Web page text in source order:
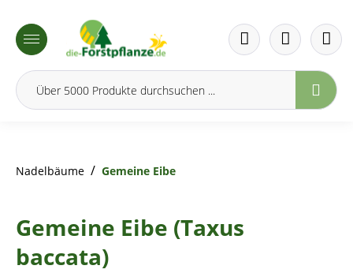
springen
Nadelbäume / Gemeine Eibe
Gemeine Eibe (Taxus
baccata)